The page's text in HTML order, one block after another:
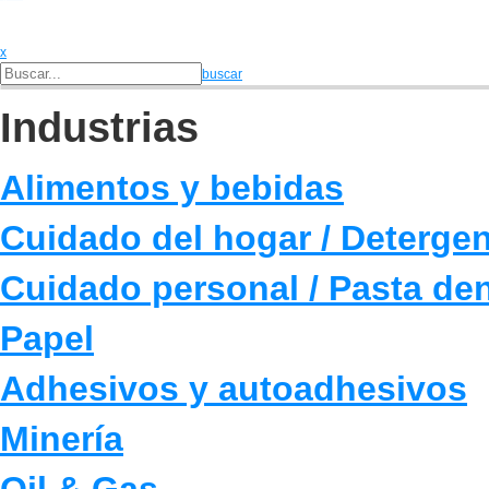
x
buscar
Industrias
Alimentos y bebidas
Cuidado del hogar /
Cuidado personal / Pasta
Papel
Adhesivos y autoadhesivos
Minería